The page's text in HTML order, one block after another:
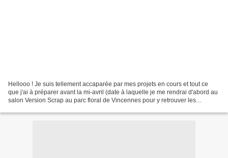
Hellooo ! Je suis tellement accaparée par mes projets en cours et tout ce
que j'ai à préparer avant la mi-avril (date à laquelle je me rendrai d'abord au
salon Version Scrap au parc floral de Vincennes pour y retrouver les